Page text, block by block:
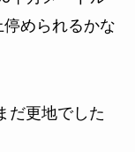
められるかな
だ更地でした